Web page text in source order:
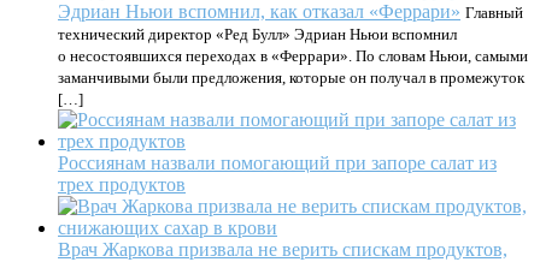
Эдриан Ньюи вспомнил, как отказал «Феррари» Главный
технический директор «Ред Булл» Эдриан Ньюи вспомнил
о несостоявшихся переходах в «Феррари». По словам Ньюи, самыми
заманчивыми были предложения, которые он получал в промежуток
[…]
Россиянам назвали помогающий при запоре салат из
трех продуктов
Врач Жаркова призвала не верить спискам продуктов,